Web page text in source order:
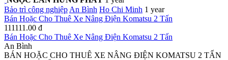
Bảo trì công nghiệp An Bình Ho Chi Minh 1 year
Bán Hoặc Cho Thuê Xe Nâng Điện Komatsu 2 Tấn
111111.00 đ
Bán Hoặc Cho Thuê Xe Nâng Điện Komatsu 2 Tấn
An Bình
BÁN HOẶC CHO THUÊ XE NÂNG ĐIỆN KOMATSU 2 TẤN